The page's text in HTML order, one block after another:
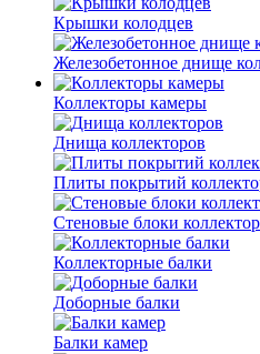
Крышки колодцев
Железобетонное днище
Коллекторы камеры
Днища коллекторов
Плиты покрытий
Стеновые блоки
Коллекторные балки
Доборные балки
Балки камер